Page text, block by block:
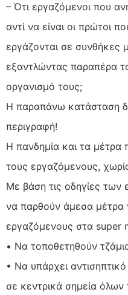
– Ότι εργαζόμενοι που
αντί να είναι οι πρώτοι
εργάζονται σε συνθήκες
εξαντλώντας παραπέρα
οργανισμό τους;
Η παραπάνω κατάσταση
περιγραφή!
Η πανδημία και τα
τους εργαζόμενους,
Με βάση τις οδηγίες των
να παρθούν άμεσα μέτρα
εργαζόμενους στα super
• Να τοποθετηθούν
• Να υπάρχει
σε κεντρικά σημεία